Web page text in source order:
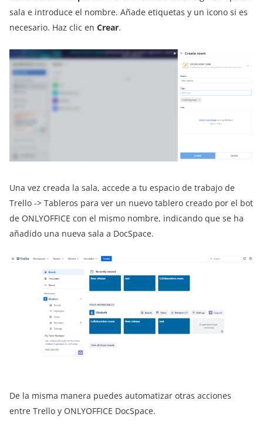
sala e introduce el nombre. Añade etiquetas y un icono si es
necesario. Haz clic en Crear.
Una vez creada la sala, accede a tu espacio de trabajo de
Trello -> Tableros para ver un nuevo tablero creado por el bot
de ONLYOFFICE con el mismo nombre, indicando que se ha
añadido una nueva sala a DocSpace.
De la misma manera puedes automatizar otras acciones
entre Trello y ONLYOFFICE DocSpace.